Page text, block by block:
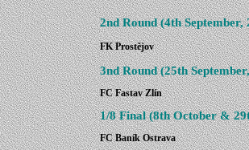
2nd Round(4th September,
FK Prostějov
3nd Round(25th
FC Fastav Zlín
1/8 Final(8th October &
FC Baník Ostrava